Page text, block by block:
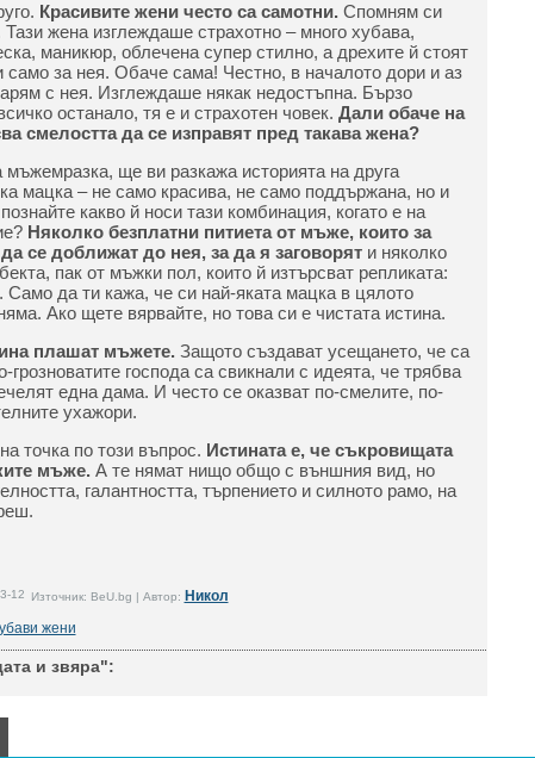
Красивите жени често са самотни.Спомням си
жена изглеждаше страхотно – много хубава,
маникюр, облечена супер стилно, а дрехите й стоят
само за нея. Обаче сама! Честно, в началото дори и аз
с нея. Изглеждаше някак недостъпна. Бързо
останало, тя е и страхотен човек. Дали обаче на
смелостта да се изправят пред такава жена?
ще ви разкажа историята на друга
мацка – не само красива, не само поддържана, но и
какво й носи тази комбинация, когато е на
Няколко безплатни питиета от мъже, които за
се доближат до нея, за да я заговоряти няколко
пак от мъжки пол, които й изтърсват репликата:
Само да ти кажа, че си най-яката мацка в цялото
Ако щете вярвайте, но това си е чистата истина.
плашат мъжете.Защото създават усещането, че са
господа са свикнали с идеята, че трябва
една дама. И често се оказват по-смелите, по-
ухажори.
точка по този въпрос. Истината е, че съкровищата
мъже.А те нямат нищо общо с външния вид, но
галантността, търпението и силното рамо, на
12 Източник: BeU.bg | Автор: Никол
жени
и звяра":